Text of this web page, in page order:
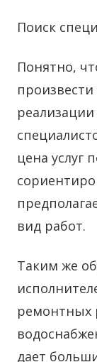
Поиск
Понятно,
цена услуг
вид работ.
Таким же
ремонтных
дает